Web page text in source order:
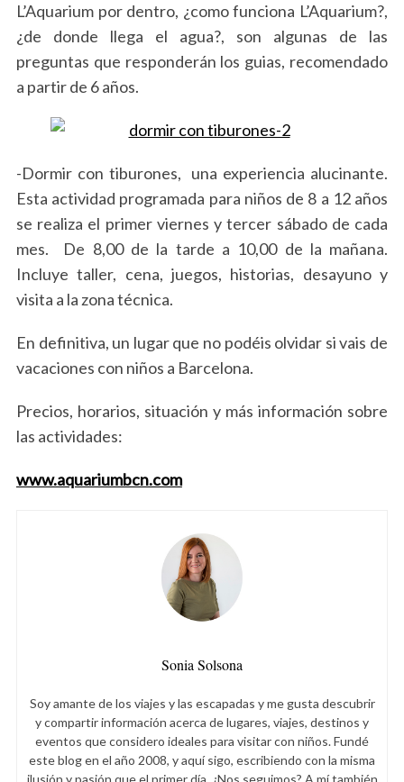
L’Aquarium por dentro, ¿como funciona L’Aquarium?,
¿de donde llega el agua?, son algunas de las
preguntas que responderán los guias, recomendado
a partir de 6 años.
-Dormir con tiburones, una experiencia alucinante.
Esta actividad programada para niños de 8 a 12 años
se realiza el primer viernes y tercer sábado de cada
mes. De 8,00 de la tarde a 10,00 de la mañana.
Incluye taller, cena, juegos, historias, desayuno y
visita a la zona técnica.
En definitiva, un lugar que no podéis olvidar si vais de
vacaciones con niños a Barcelona.
Precios, horarios, situación y más información sobre
las actividades:
www.aquariumbcn.com
Sonia Solsona
Soy amante de los viajes y las escapadas y me gusta descubrir
y compartir información acerca de lugares, viajes, destinos y
eventos que considero ideales para visitar con niños. Fundé
este blog en el año 2008, y aquí sigo, escribiendo con la misma
h
f
o
r